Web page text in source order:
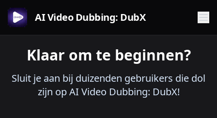
AI Video Dubbing: DubX
Klaar om te beginnen?
Sluit je aan bij duizenden gebruikers die dol
zijn op AI Video Dubbing: DubX!